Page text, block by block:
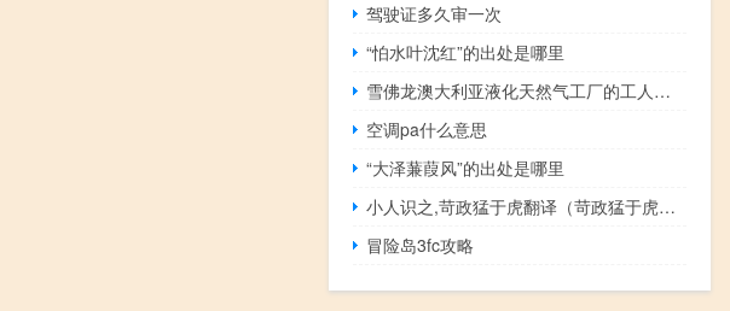
驾驶证多久审一次
“怕水叶沈红”的出处是哪里
雪佛龙澳大利亚液化天然气工厂的工人将恢复罢工
空调pa什么意思
“大泽蒹葭风”的出处是哪里
小人识之,苛政猛于虎翻译（苛政猛于虎翻译）
冒险岛3fc攻略